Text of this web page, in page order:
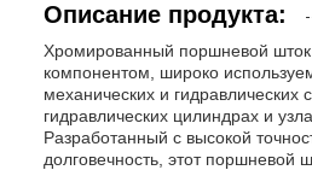
Описание продукта:
Хромированный поршневой
компонентом, широко
механических и гидравлических
гидравлических цилиндрах и
Разработанный с высокой
долговечность, этот поршневой